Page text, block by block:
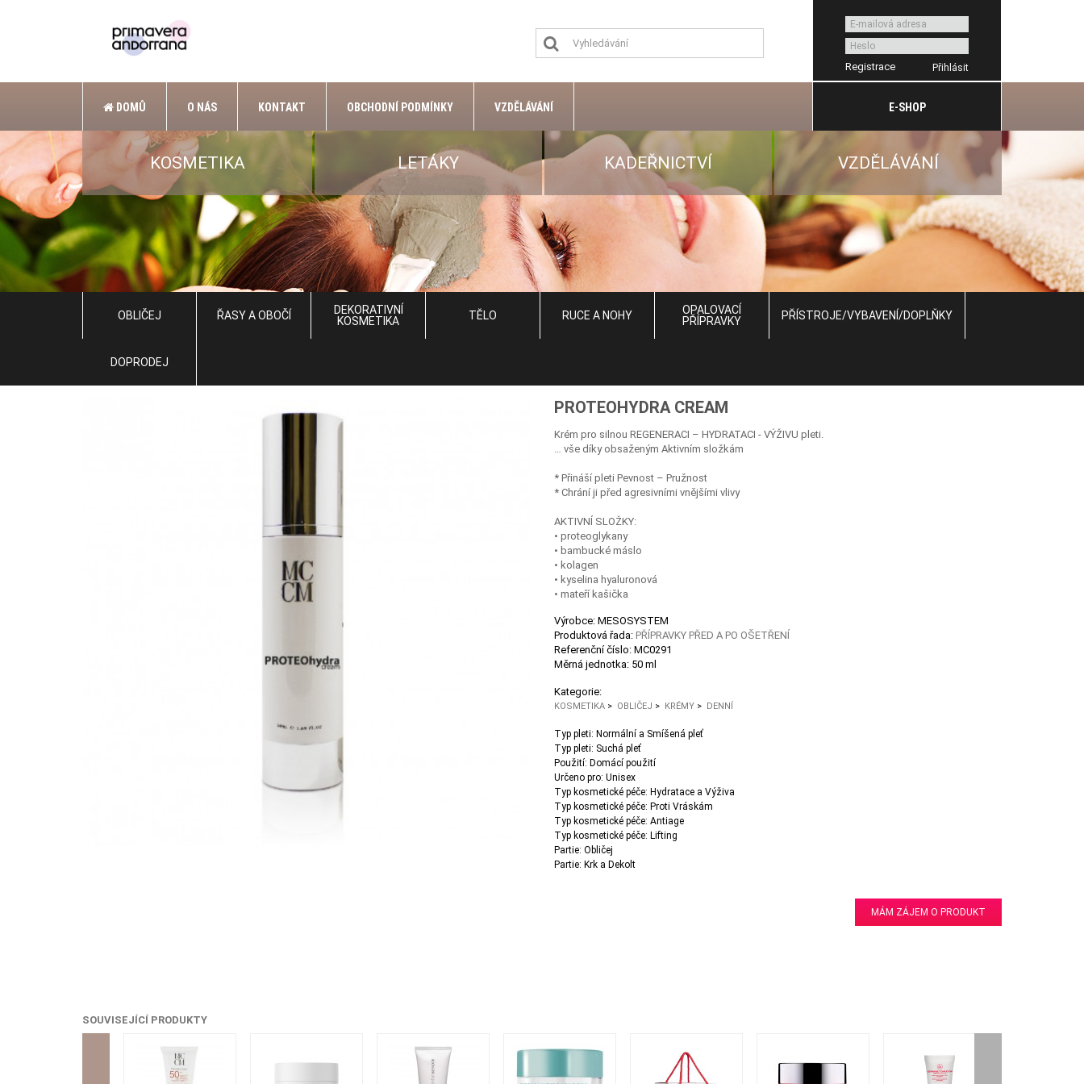
Registrace
DOMŮ O NÁS KONTAKT OBCHODNÍ PODMÍNKY VZDĚLÁVÁNÍ E-SHOP
KOSMETIKA LETÁKY KADEŘNICTVÍ VZDĚLÁVÁNÍ
OBLIČEJ ŘASY A OBOČÍ
DEKORATIVNÍ
KOSMETIKA
TĚLO RUCE A NOHY
OPALOVACÍ
PŘÍPRAVKY
PŘÍSTROJE/VYBAVENÍ/DOPLŇKY
DOPRODEJ
PROTEOHYDRA CREAM
Krém pro silnou REGENERACI – HYDRATACI - VÝŽIVU pleti.
… vše díky obsaženým Aktivním složkám
* Přináší pleti Pevnost – Pružnost
* Chrání ji před agresivními vnějšími vlivy
AKTIVNÍ SLOŽKY:
• proteoglykany
• bambucké máslo
• kolagen
• kyselina hyaluronová
• mateří kašička
Výrobce: MESOSYSTEM
Produktová řada: PŘÍPRAVKY PŘED A PO OŠETŘENÍ
Referenční číslo: MC0291
Měrná jednotka: 50 ml
Kategorie:
KOSMETIKA > OBLIČEJ > KRÉMY > DENNÍ
Typ pleti: Normální a Smíšená pleť
Typ pleti: Suchá pleť
Použití: Domácí použití
Určeno pro: Unisex
Typ kosmetické péče: Hydratace a Výživa
Typ kosmetické péče: Proti Vráskám
Typ kosmetické péče: Antiage
Typ kosmetické péče: Lifting
Partie: Obličej
Partie: Krk a Dekolt
MÁM ZÁJEM O PRODUKT
SOUVISEJÍCÍ PRODUKTY